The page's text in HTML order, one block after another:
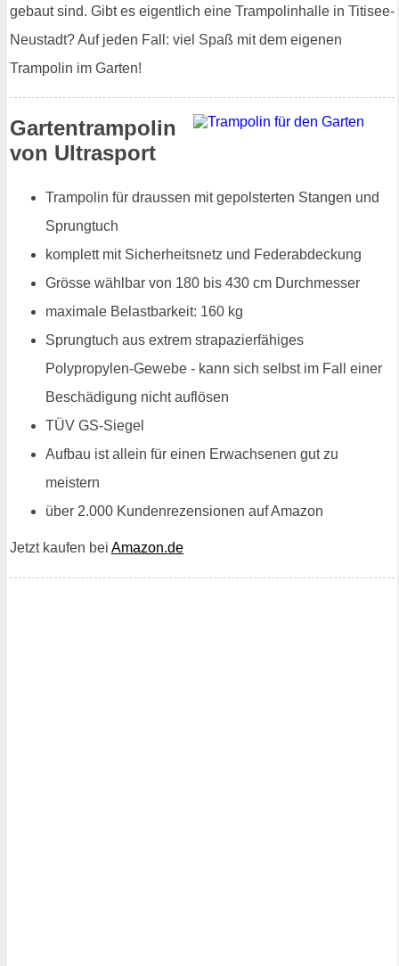
gebaut sind. Gibt es eigentlich eine Trampolinhalle in Titisee-
Neustadt? Auf jeden Fall: viel Spaß mit dem eigenen
Trampolin im Garten!
Gartentrampolin
von Ultrasport
Trampolin für draussen mit gepolsterten Stangen und
Sprungtuch
komplett mit Sicherheitsnetz und Federabdeckung
Grösse wählbar von 180 bis 430 cm Durchmesser
maximale Belastbarkeit: 160 kg
Sprungtuch aus extrem strapazierfähiges
Polypropylen-Gewebe - kann sich selbst im Fall einer
Beschädigung nicht auflösen
TÜV GS-Siegel
Aufbau ist allein für einen Erwachsenen gut zu
meistern
über 2.000 Kundenrezensionen auf Amazon
Jetzt kaufen bei Amazon.de